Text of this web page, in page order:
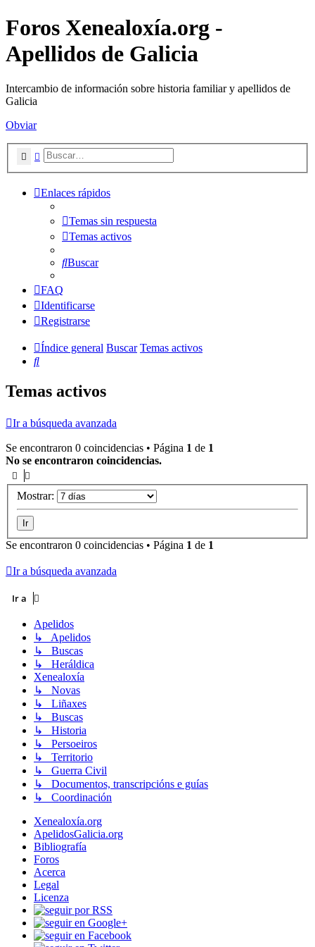
Foros Xenealoxía.org -
Apellidos de Galicia
Intercambio de información sobre historia familiar y apellidos de
Galicia
Obviar
BuscarBúsqueda avanzada
Enlaces rápidos
Temas sin respuesta
Temas activos
Buscar
FAQ
Identificarse
Registrarse
Índice general Buscar Temas activos
Buscar
Temas activos
Ir a búsqueda avanzada
Se encontraron 0 coincidencias • Página 1 de 1
No se encontraron coincidencias.
Mostrar:
Se encontraron 0 coincidencias • Página 1 de 1
Ir a búsqueda avanzada
Ir a
Apelidos
↳ Apelidos
↳ Buscas
↳ Heráldica
Xenealoxía
↳ Novas
↳ Liñaxes
↳ Buscas
↳ Historia
↳ Persoeiros
↳ Territorio
↳ Guerra Civil
↳ Documentos, transcripcións e guías
↳ Coordinación
Xenealoxía.org
ApelidosGalicia.org
Bibliografía
Foros
Acerca
Legal
Licenza